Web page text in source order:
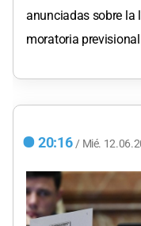
anunciadas sobre la
moratoria
20:16 / Mié.